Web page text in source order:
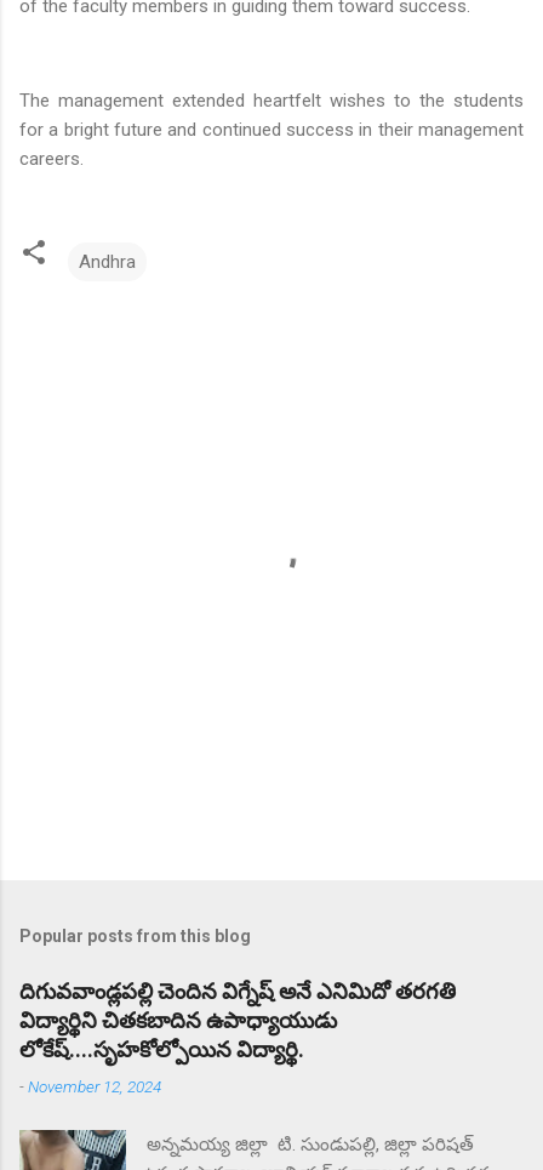
of the faculty members in guiding them toward success.
The management extended heartfelt wishes to the students
for a bright future and continued success in their management
careers.
Andhra
Popular posts from this blog
దిగువవాండ్లపల్లి చెందిన విగ్నేష్ అనే ఎనిమిదో తరగతి
విద్యార్థిని చితకబాదిన ఉపాధ్యాయుడు
లోకేష్....సృహకోల్పోయిన విద్యార్థి.
-November 12, 2024
అన్నమయ్య జిల్లా టి. సుండుపల్లి, జిల్లా పరిషత్